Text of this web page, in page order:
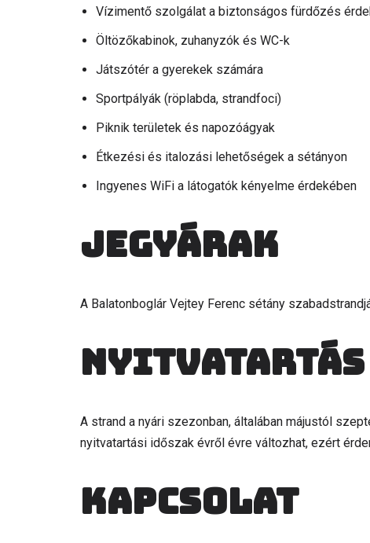
Vízimentő szolgálat a biztonságos fürdőzés
Öltözőkabinok, zuhanyzók és WC-k
Játszótér a gyerekek számára
Sportpályák (röplabda, strandfoci)
Piknik területek és napozóágyak
Étkezési és italozási lehetőségek a sétányon
Ingyenes WiFi a látogatók kényelme érdekében
Jegyárak
A Balatonboglár Vejtey Ferenc sétány
Nyitvatartás
A strand a nyári szezonban, általában májustól
nyitvatartási időszak évről évre változhat, ezért
Kapcsolat